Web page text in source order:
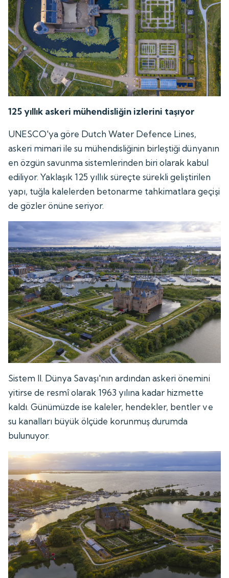
125 yıllık askeri mühendisliğin izlerini taşıyor
UNESCO'ya göre Dutch Water Defence Lines,
askeri mimari ile su mühendisliğinin birleştiği dünyanın
en özgün savunma sistemlerinden biri olarak kabul
ediliyor. Yaklaşık 125 yıllık süreçte sürekli geliştirilen
yapı, tuğla kalelerden betonarme tahkimatlara geçişi
de gözler önüne seriyor.
Sistem II. Dünya Savaşı'nın ardından askeri önemini
yitirse de resmî olarak 1963 yılına kadar hizmette
kaldı. Günümüzde ise kaleler, hendekler, bentler ve
su kanalları büyük ölçüde korunmuş durumda
bulunuyor.